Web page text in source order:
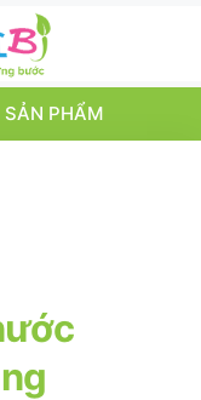
SẢN PHẨM